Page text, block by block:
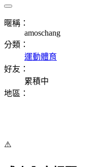
暱稱：
amoschang
分類：
運動體育
好友：
累積中
地區：
⚠️